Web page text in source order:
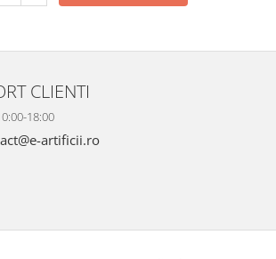
CLIENTI
18:00
artificii.ro